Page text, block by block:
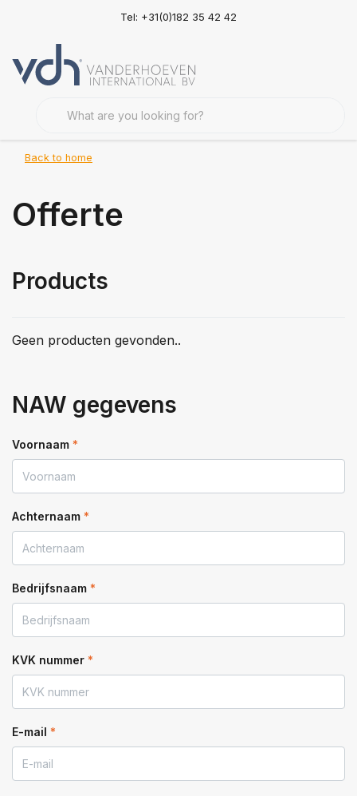
Tel: +31(0)182 35 42 42
Back to home
Offerte
Products
Geen producten gevonden..
NAW gegevens
Voornaam *
Achternaam *
Bedrijfsnaam *
KVK nummer *
E-mail *